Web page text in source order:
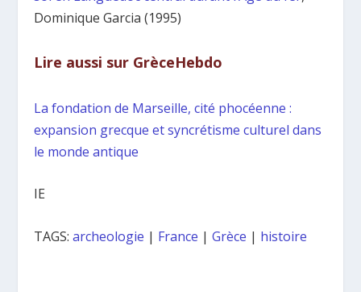
Dominique Garcia (1995)
Lire aussi sur GrèceHebdo
La fondation de Marseille, cité phocéenne :
expansion grecque et syncrétisme culturel dans
le monde antique
IE
TAGS:archeologie | France |Grèce | histoire